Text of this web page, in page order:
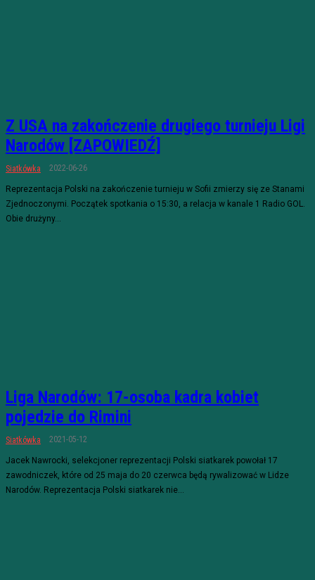
Z USA na zakończenie drugiego turnieju Ligi
Narodów [ZAPOWIEDŹ]
Siatkówka 2022-06-26
Reprezentacja Polski na zakończenie turnieju w Sofii zmierzy się ze Stanami
Zjednoczonymi. Początek spotkania o 15:30, a relacja w kanale 1 Radio GOL.
Obie drużyny...
Liga Narodów: 17-osoba kadra kobiet
pojedzie do Rimini
Siatkówka 2021-05-12
Jacek Nawrocki, selekcjoner reprezentacji Polski siatkarek powołał 17
zawodniczek, które od 25 maja do 20 czerwca będą rywalizować w Lidze
Narodów. Reprezentacja Polski siatkarek nie...